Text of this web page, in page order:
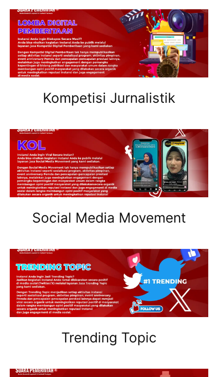
Kompetisi Jurnalistik
Social Media Movement
Trending Topic